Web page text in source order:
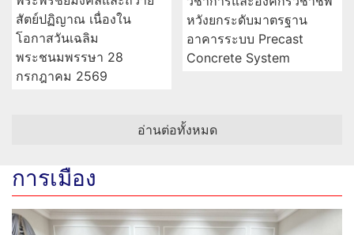
สัตย์ปฏิญาณ เนื่องใน
โอกาสวันเฉลิม
พระชนมพรรษา 28
กรกฎาคม 2569
หวังยกระดับมาตรฐาน
อาคารระบบ Precast
Concrete System
อ่านต่อทั้งหมด
การเมือง